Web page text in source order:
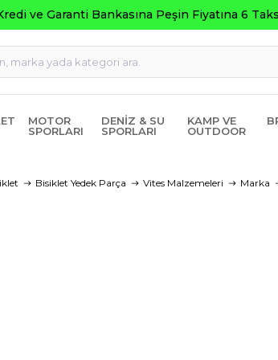
ve Garanti Bankasına Peşin Fiyatına 6
MOTOR
SPORLARI
DENIZ & SU
SPORLARI
KAMP VE
OUTDOOR
Bisiklet Yedek Parça Vites Malzemeleri Marka